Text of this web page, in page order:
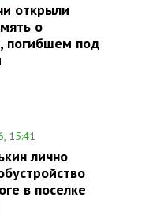
открыли
о
погибшем под
15:41
лично
в поселке